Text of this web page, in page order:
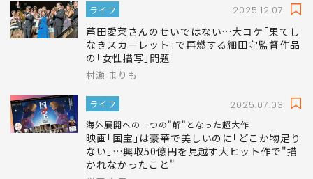
だけじゃない理由
武井 保之
ライフ
芦田愛菜さんのせいではない…大コケ｢果てし
の｢女性描写｣問題
村瀬 まりも
ライフ 2025.07.03
海外展開への一つの"解"となった超大作